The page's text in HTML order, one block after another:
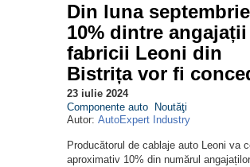
Din luna
10% dintre angajații
fabricii Leoni din
Bistrița vor fi
23 iulie 2024
Componente auto
Noutăţi
Autor: AutoExpert Industry
Producătorul de cablaje auto Leoni va
aproximativ 10% din numărul